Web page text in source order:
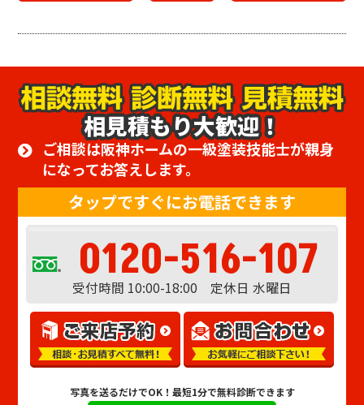
相見積もり大歓迎！
ご相談は阪神ホームの一級塗装技能士が親身
になってお答えします。
タップですぐにお電話できます
0120-516-107
受付時間 10:00-18:00 定休日 水曜日
写真を送るだけでOK！ 最短1分で無料診断できます